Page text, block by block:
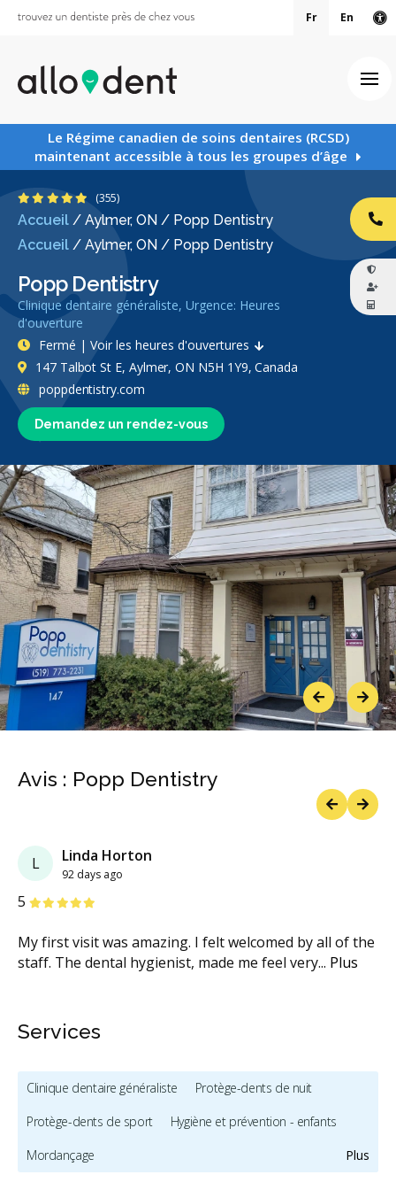
Fr En
Le Régime canadien de soins dentaires (RCSD)
maintenant accessible à tous les groupes d’âge
Accueil / Aylmer, ON / Popp Dentistry
Accueil / Aylmer, ON / Popp Dentistry
Popp Dentistry
Clinique dentaire généraliste, Urgence: Heures
d'ouverture
4.9 étoiles
(355)
Demandez un rendez-vous
Fermé | Voir les heures d'ouvertures
147 Talbot St E, Aylmer, ON N5H 1Y9, Canada
poppdentistry.com
PreviousNext
Avis : Popp Dentistry
L Linda Horton
92 days ago
5 étoiles
My first visit was amazing. I felt welcomed by all of the
staff. The dental hygienist, made me feel very... Plus
étoiles
étoiles
étoiles
étoiles
Services
Plus
Clinique dentaire généraliste
Protège-dents de nuit
Protège-dents de sport
Hygiène et prévention - enfants
Mordançage